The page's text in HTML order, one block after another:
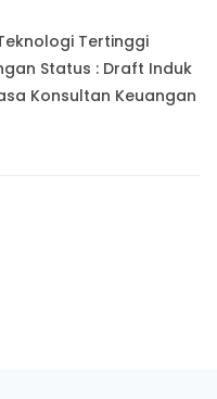
Tertinggi
Status : Draft Induk
Konsultan Keuangan